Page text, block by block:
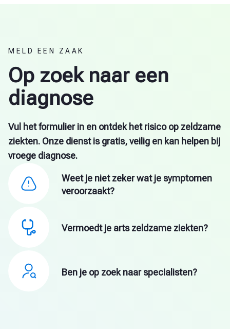
MELD EEN ZAAK
Op zoek naar een
diagnose
Vul het formulier in en ontdek het risico op zeldzame
ziekten. Onze dienst is gratis, veilig en kan helpen bij
vroege diagnose.
Weet je niet zeker wat je symptomen
veroorzaakt?
Vermoedt je arts zeldzame ziekten?
Ben je op zoek naar specialisten?